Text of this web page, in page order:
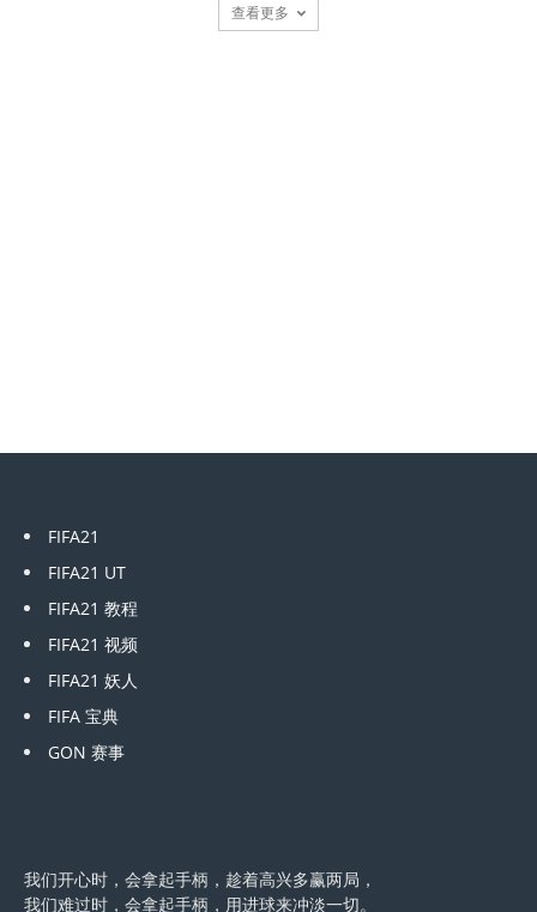
查看更多
FIFA21
FIFA21 UT
FIFA21 教程
FIFA21 视频
FIFA21 妖人
FIFA 宝典
GON 赛事
我们开心时，会拿起手柄，趁着高兴多赢两局，
我们难过时，会拿起手柄，用进球来冲淡一切。